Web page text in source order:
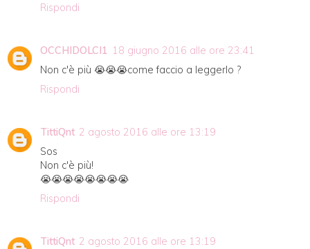
Rispondi
OCCHIDOLCI1 18 giugno 2016 alle ore 23:41
Non c'è più 😭😭😭come faccio a leggerlo ?
Rispondi
TittiQnt 2 agosto 2016 alle ore 13:19
Sos
Non c'è più!
😭😭😭😭😭😭😭😭
Rispondi
TittiQnt 2 agosto 2016 alle ore 13:19